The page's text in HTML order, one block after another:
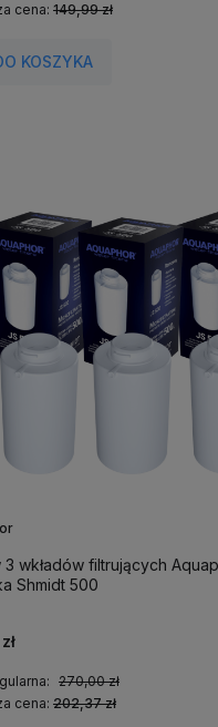
cena: 149,99 zł
KOSZYKA
3 wkładów filtrujących
Shmidt 500
270,00 zł
cena: 202,37 zł